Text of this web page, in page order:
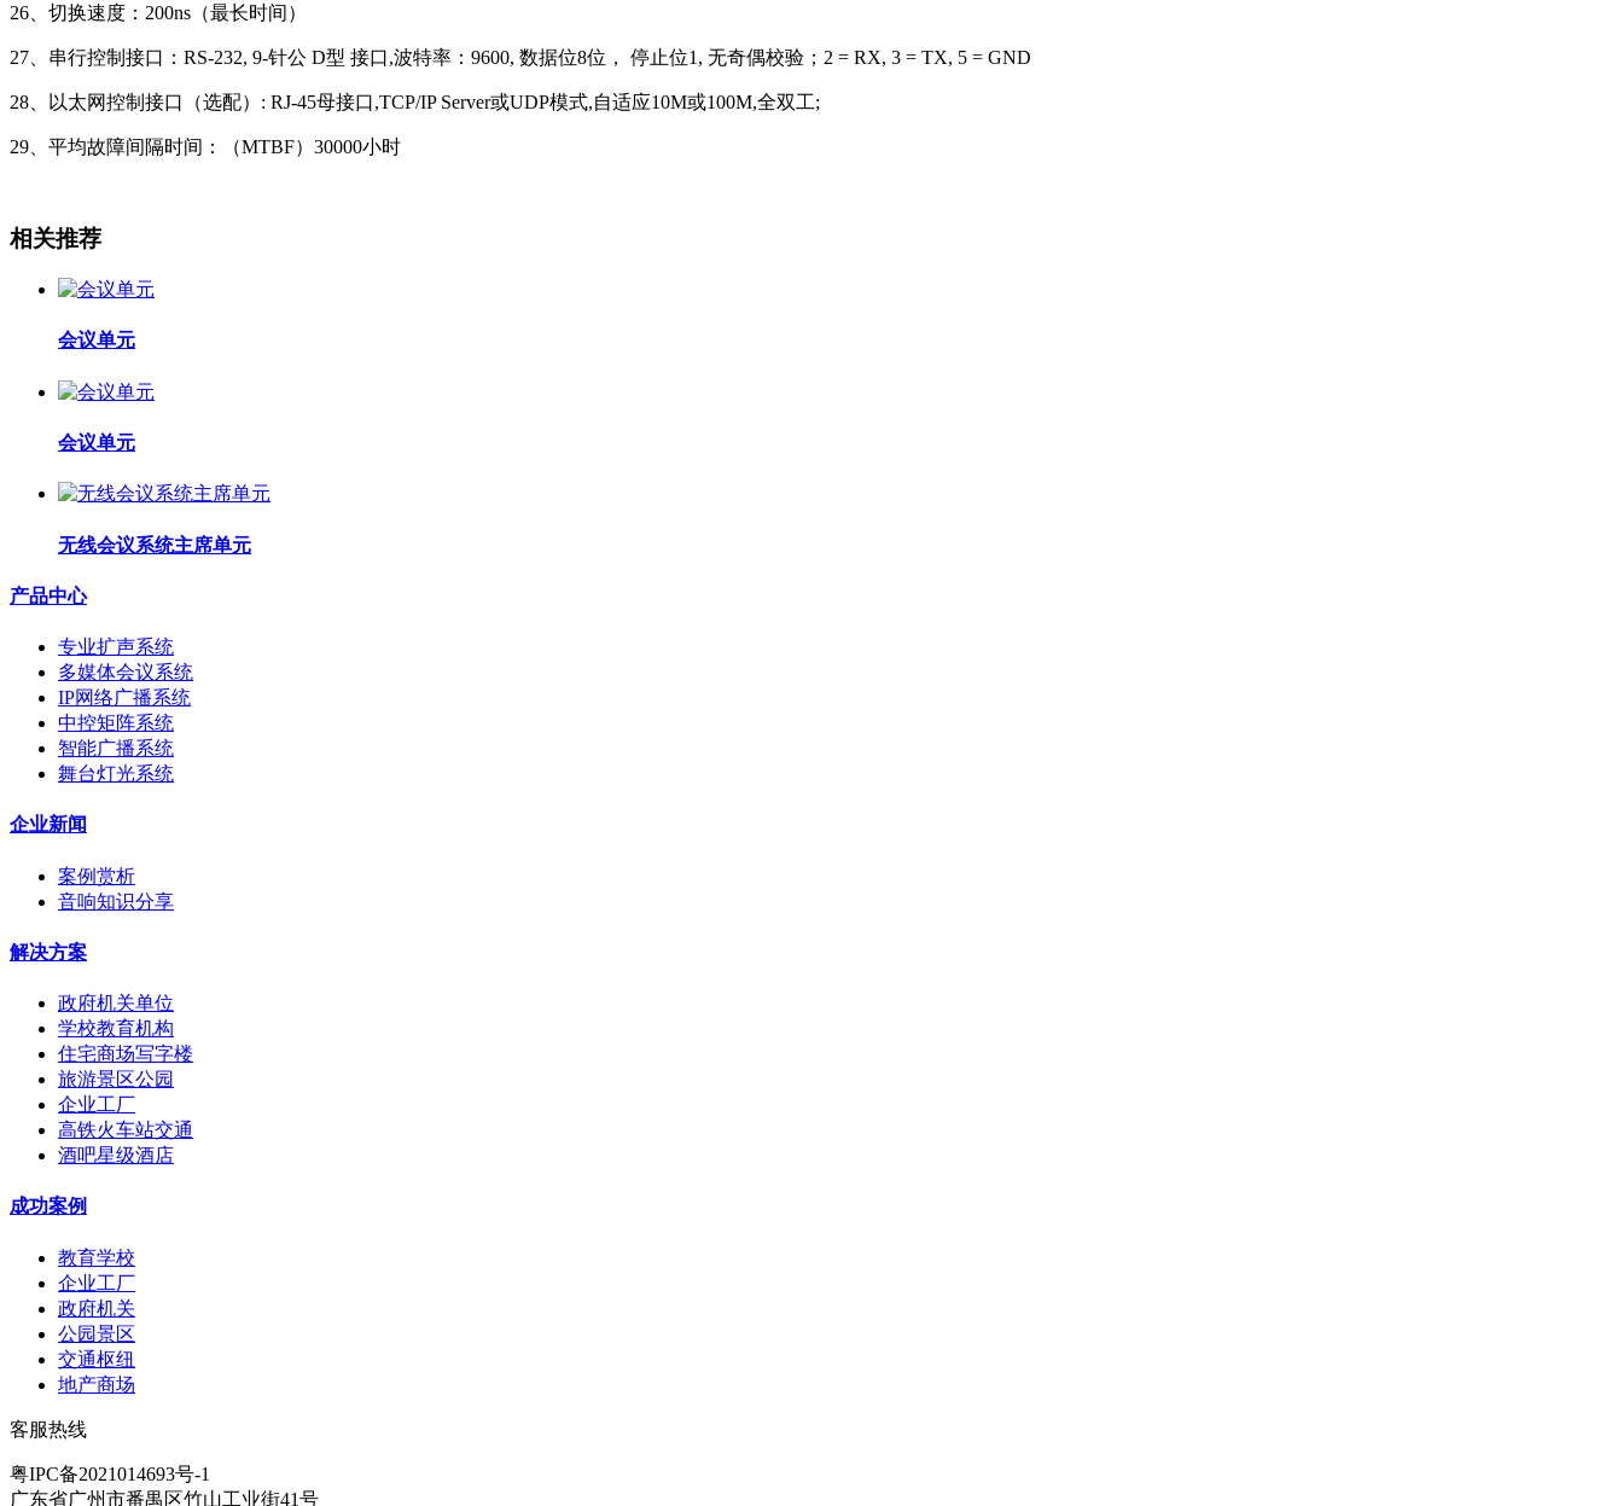
26、切换速度：200ns（最长时间）
27、串行控制接口：RS-232, 9-针公 D型 接口,波特率：9600, 数据位8位， 停止位1, 无奇偶校验；2 = RX, 3 = TX, 5 = GND
28、以太网控制接口（选配）: RJ-45母接口,TCP/IP Server或UDP模式,自适应10M或100M,全双工;
29、平均故障间隔时间：（MTBF）30000小时
相关推荐
会议单元
会议单元
无线会议系统主席单元
产品中心
专业扩声系统
多媒体会议系统
IP网络广播系统
中控矩阵系统
智能广播系统
舞台灯光系统
企业新闻
案例赏析
音响知识分享
解决方案
政府机关单位
学校教育机构
住宅商场写字楼
旅游景区公园
企业工厂
高铁火车站交通
酒吧星级酒店
成功案例
教育学校
企业工厂
政府机关
公园景区
交通枢纽
地产商场
客服热线
粤IPC备2021014693号-1
广东省广州市番禺区竹山工业街41号